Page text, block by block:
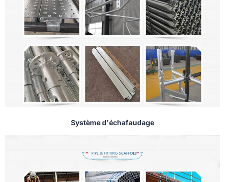
Système d'échafaudage